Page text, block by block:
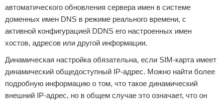
автоматического обновления сервера имен в системе
доменных имен DNS в режиме реального времени, с
активной конфигурацией DDNS его настроенных имен
хостов, адресов или другой информации.
Динамическая настройка обязательна, если SIM-карта имеет
динамический общедоступный IP-адрес. Можно найти более
подробную информацию о том, что такое динамический
внешний IP-адрес, но в общем случае это означает, что он